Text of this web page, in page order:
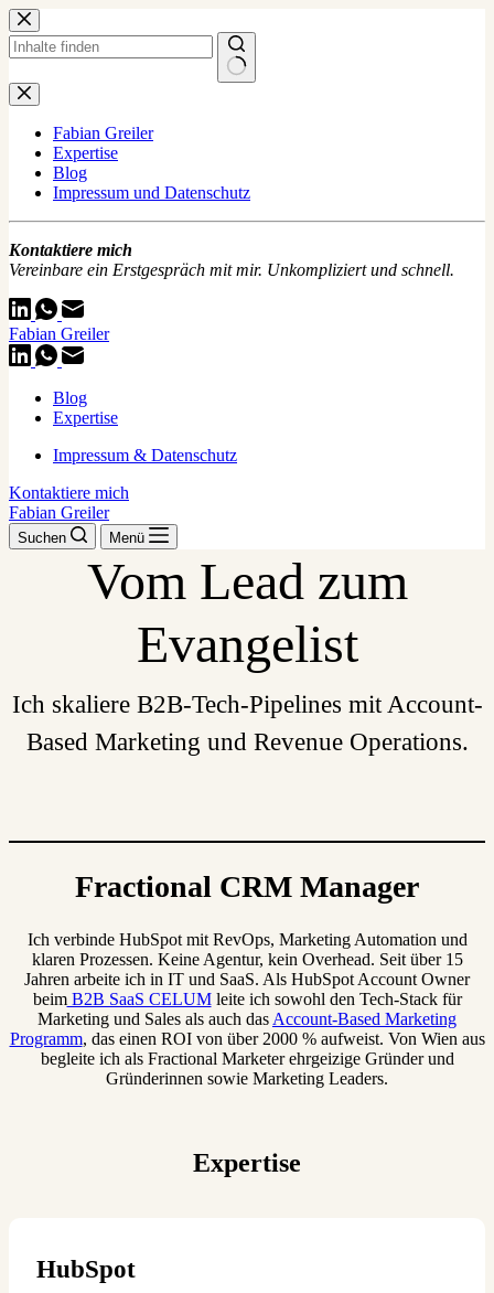
Zum
Inhalt
springen
Keine
Ergebnisse
Fabian Greiler
Expertise
Blog
Impressum und Datenschutz
Kontaktiere mich
Vereinbare ein Erstgespräch mit mir. Unkompliziert und schnell.
Fabian Greiler
Blog
Expertise
Impressum & Datenschutz
Kontaktiere mich
Fabian Greiler
Suchen Menü
Vom Lead zum
Evangelist
Ich skaliere B2B-Tech-Pipelines mit Account-
Based Marketing und Revenue Operations.
Fractional CRM Manager
Ich verbinde HubSpot mit RevOps, Marketing Automation und
klaren Prozessen. Keine Agentur, kein Overhead. Seit über 15
Jahren arbeite ich in IT und SaaS. Als HubSpot Account Owner
beimB2B SaaS CELUMleite ich sowohl den Tech-Stack für
Marketing und Sales als auch das Account-Based Marketing
Programm, das einen ROI von über 2000 % aufweist. Von Wien aus
begleite ich als Fractional Marketer ehrgeizige Gründer und
Gründerinnen sowie Marketing Leaders.
Expertise
HubSpot